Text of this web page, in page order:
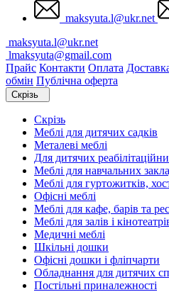
maksyuta.l@ukr.net
maksyuta.l@ukr.net
lmaksyuta@gmail.com
Прайс Контакти Оплата
обмін Публічна оферта
Скрізь
Скрізь
Меблі для дитячих садків
Металеві меблі
Для дитячих
Меблі для навчальних
Меблі для гуртожитків,
Офісні меблі
Меблі для кафе, барів та
Меблі для залів і
Медичні меблі
Шкільні дошки
Офісні дошки і фліпчарти
Обладнання для дитячих
Постільні приналежності